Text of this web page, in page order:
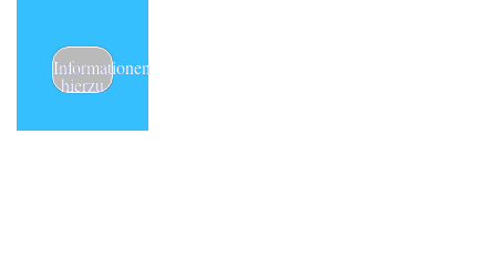
Informationen
hierzu